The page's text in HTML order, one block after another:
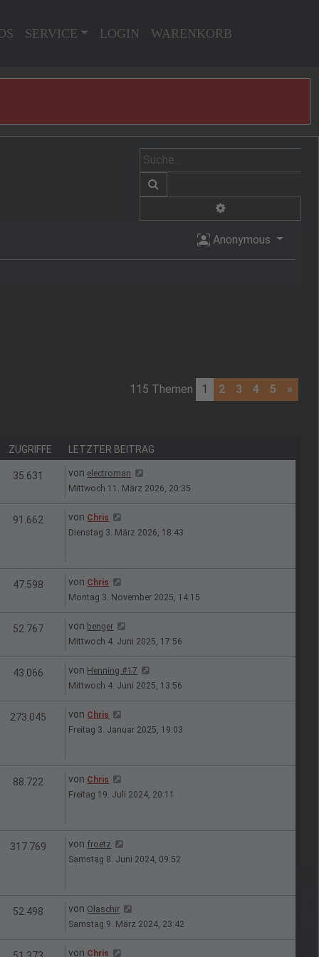
SERVICE LOGIN WARENKORB
Anonymous
115 Themen 1 2 3 4 5 »
ZUGRIFFE LETZTER BEITRAG
35.631 ZugriffeLetzter Beitrag
von electroman
Mittwoch 11. März 2026, 20:35
91.662ZugriffeLetzter Beitrag
von Chris
Dienstag 3. März 2026, 18:43
47.598ZugriffeLetzter Beitrag
von Chris
Montag 3. November 2025, 14:15
52.767ZugriffeLetzter Beitrag
von benger
Mittwoch 4. Juni 2025, 17:56
43.066ZugriffeLetzter Beitrag
von Henning #17
Mittwoch 4. Juni 2025, 13:56
273.045ZugriffeLetzter Beitrag
von Chris
Freitag 3. Januar 2025, 19:03
88.722ZugriffeLetzter Beitrag
von Chris
Freitag 19. Juli 2024, 20:11
317.769ZugriffeLetzter Beitrag
von froetz
Samstag 8. Juni 2024, 09:52
52.498ZugriffeLetzter Beitrag
von Olaschir
Samstag 9. März 2024, 23:42
ZugriffeLetzter Beitrag
von Chris